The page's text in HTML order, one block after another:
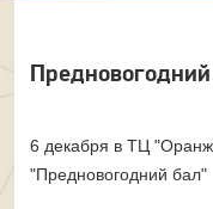
6 декабря в ТЦ
"Предновогодний бал"